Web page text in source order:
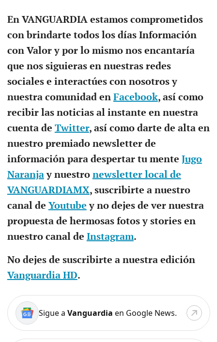
En VANGUARDIA estamos comprometidos
con brindarte todos los días Información
con Valor y por lo mismo nos encantaría
que nos siguieras en nuestras redes
sociales e interactúes con nosotros y
nuestra comunidad en Facebook, así como
recibir las noticias al instante en nuestra
cuenta de Twitter, así como darte de alta en
nuestro premiado newsletter de
información para despertar tu mente Jugo
Naranjay nuestro newsletter local de
VANGUARDIAMX, suscribirte a nuestro
canal de Youtube y no dejes de ver nuestra
propuesta de hermosas fotos y stories en
nuestro canal de Instagram.
No dejes de suscribirte a nuestra edición
Vanguardia HD.
Sigue a Vanguardia en Google News.